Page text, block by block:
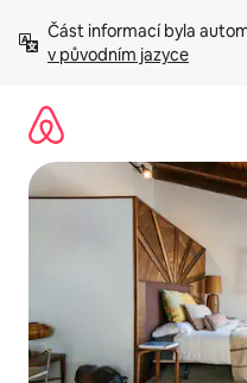
obsah
Část informací byla
v původním jazyce